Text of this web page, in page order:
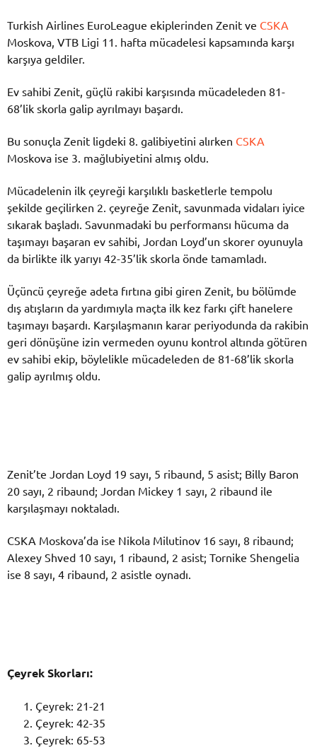
Turkish Airlines EuroLeague ekiplerinden Zenit ve CSKA
Moskova, VTB Ligi 11. hafta mücadelesi kapsamında karşı
karşıya geldiler.
Ev sahibi Zenit, güçlü rakibi karşısında mücadeleden 81-
68’lik skorla galip ayrılmayı başardı.
Bu sonuçla Zenit ligdeki 8. galibiyetini alırken CSKA
Moskova ise 3. mağlubiyetini almış oldu.
Mücadelenin ilk çeyreği karşılıklı basketlerle tempolu
şekilde geçilirken 2. çeyreğe Zenit, savunmada vidaları iyice
sıkarak başladı. Savunmadaki bu performansı hücuma da
taşımayı başaran ev sahibi, Jordan Loyd’un skorer oyunuyla
da birlikte ilk yarıyı 42-35’lik skorla önde tamamladı.
Üçüncü çeyreğe adeta fırtına gibi giren Zenit, bu bölümde
dış atışların da yardımıyla maçta ilk kez farkı çift hanelere
taşımayı başardı. Karşılaşmanın karar periyodunda da rakibin
geri dönüşüne izin vermeden oyunu kontrol altında götüren
ev sahibi ekip, böylelikle mücadeleden de 81-68’lik skorla
galip ayrılmış oldu.
Zenit’te Jordan Loyd 19 sayı, 5 ribaund, 5 asist; Billy Baron
20 sayı, 2 ribaund; Jordan Mickey 1 sayı, 2 ribaund ile
karşılaşmayı noktaladı.
CSKA Moskova’da ise Nikola Milutinov 16 sayı, 8 ribaund;
Alexey Shved 10 sayı, 1 ribaund, 2 asist; Tornike Shengelia
ise 8 sayı, 4 ribaund, 2 asistle oynadı.
Çeyrek Skorları:
Çeyrek: 21-21
Çeyrek: 42-35
Çeyrek: 65-53